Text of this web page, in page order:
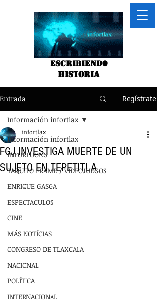
Escribiendo
historia
Entrada Regístrate
Información infortlax
INFORTOONS
TAQUITO FRAME / VIDEOJUEGOS
ENRIQUE GASGA
ESPECTACULOS
CINE
MÁS NOTÍCIAS
CONGRESO DE TLAXCALA
NACIONAL
POLÍTICA
INTERNACIONAL
Información infortlax
FGJ INVESTIGA MUERTE DE UN
SUJETO EN TEPETITLA
infortlax